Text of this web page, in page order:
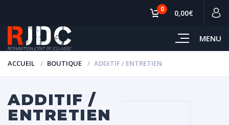
MENU
0 0,00€
ACCUEIL BOUTIQUE ADDITIF / ENTRETIEN
ADDITIF /
ENTRETIEN